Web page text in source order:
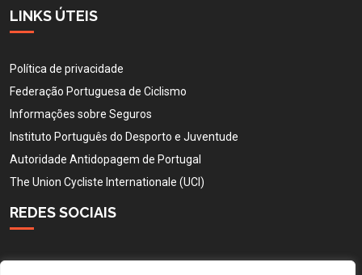
LINKS ÚTEIS
Política de privacidade
Federação Portuguesa de Ciclismo
Informações sobre Seguros
Instituto Português do Desporto e Juventude
Autoridade Antidopagem de Portugal
The Union Cycliste Internationale (UCI)
REDES SOCIAIS